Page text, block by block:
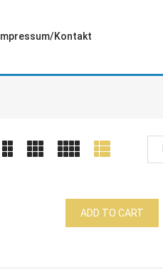
Impressum/Kontakt
ADD TO CART